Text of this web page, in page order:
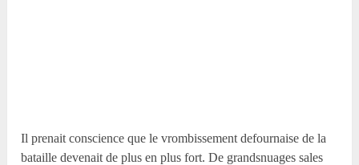
Il prenait conscience que le vrombissement defournaise de la
bataille devenait de plus en plus fort. De grandsnuages sales